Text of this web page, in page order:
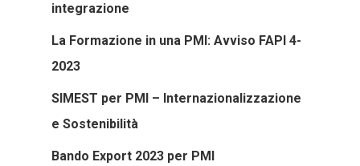
integrazione
La Formazione in una PMI: Avviso FAPI 4-
2023
SIMEST per PMI – Internazionalizzazione
e Sostenibilità
Bando Export 2023 per PMI